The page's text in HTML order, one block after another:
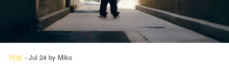
时尚 - Jul 24 by Miko